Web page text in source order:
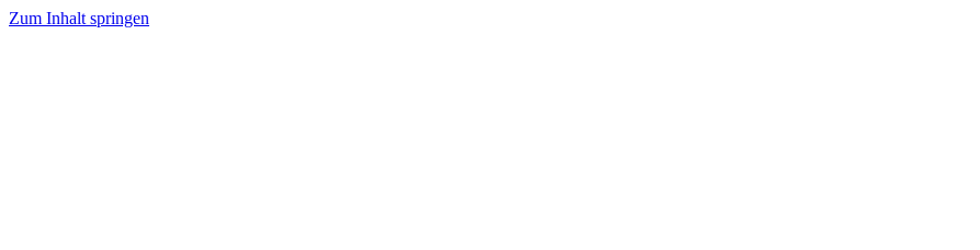
Zum Inhalt springen